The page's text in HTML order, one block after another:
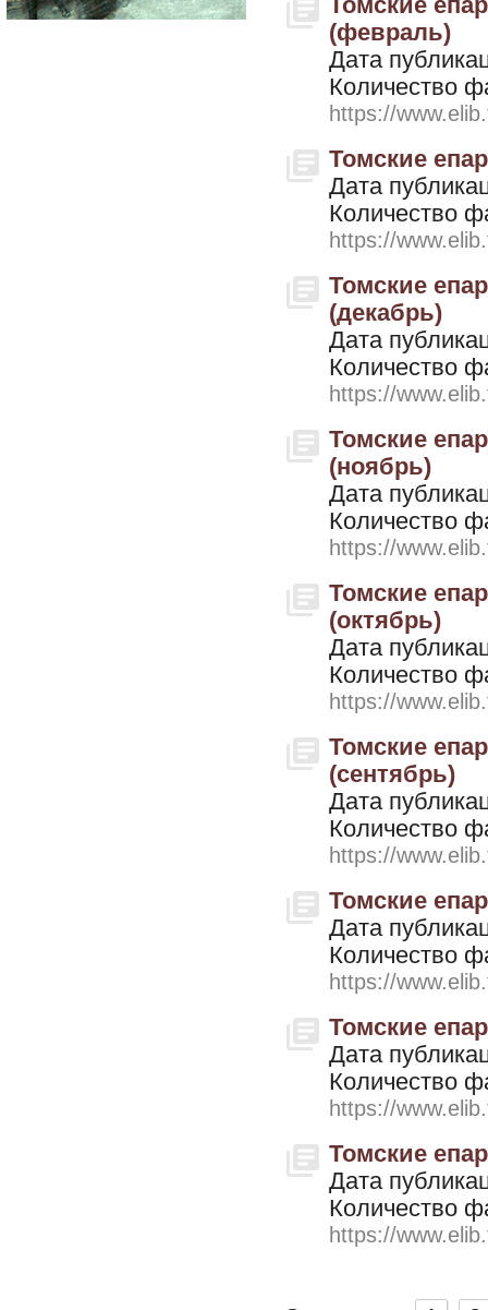
Томские
(февраль)
Дата
Количество
https://
Томские
Дата
Количество
https://
Томские
(декабрь)
Дата
Количество
https://
Томские
(ноябрь)
Дата
Количество
https://
Томские
(октябрь)
Дата
Количество
https://
Томские
(сентябрь)
Дата
Количество
https://
Томские
Дата
Количество
https://
Томские
Дата
Количество
https://
Томские
Дата
Количество
https://